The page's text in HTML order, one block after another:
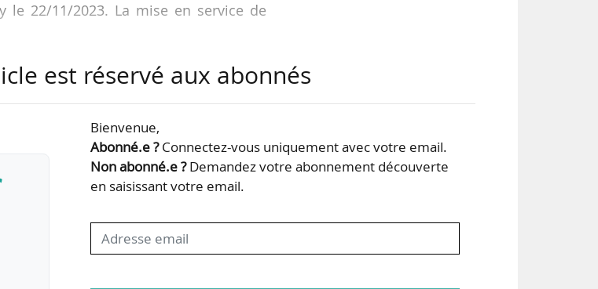
le 22/11/2023. La mise en service de
partir de CO2capté et valorisé, qui
est réservé aux abonnés
Bienvenue,
Abonné.e ?Connectez-vous uniquement avec votre email.
Non abonné.e ?Demandez votre abonnement découverte
en saisissant votre email.